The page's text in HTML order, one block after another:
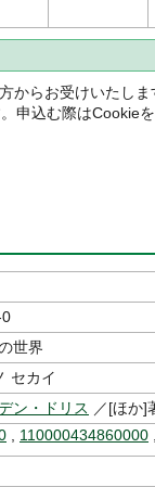
からお受けいたしま
申込む際はCookie
世界
セカイ
ン・ドリス ／[ほか]
110000434860000